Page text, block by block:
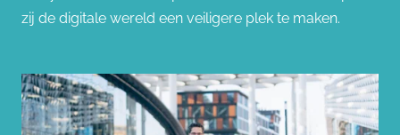
zij de digitale wereld een veiligere plek te maken.